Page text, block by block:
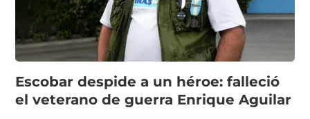
Escobar despide a un héroe: falleció
el veterano de guerra Enrique Aguilar